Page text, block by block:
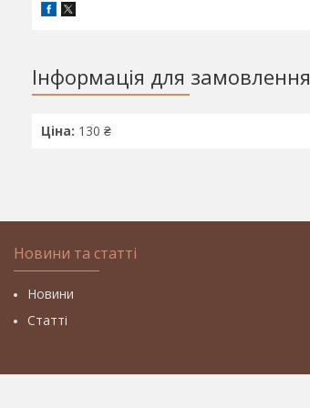
Інформація для замовлення
Ціна: 130 ₴
Новини та статті
Новини
Статті